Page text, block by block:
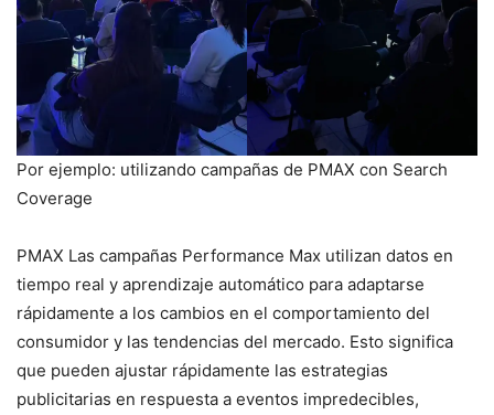
Por ejemplo: utilizando campañas de PMAX con Search
Coverage
PMAX Las campañas Performance Max utilizan datos en
tiempo real y aprendizaje automático para adaptarse
rápidamente a los cambios en el comportamiento del
consumidor y las tendencias del mercado. Esto significa
que pueden ajustar rápidamente las estrategias
publicitarias en respuesta a eventos impredecibles,